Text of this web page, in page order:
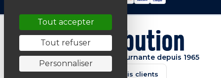
Spécialiste de la machine tournante depuis 1965
★★★★★4.7/5 · Avis clients
Tout accepter
Tout refuser
Personnaliser